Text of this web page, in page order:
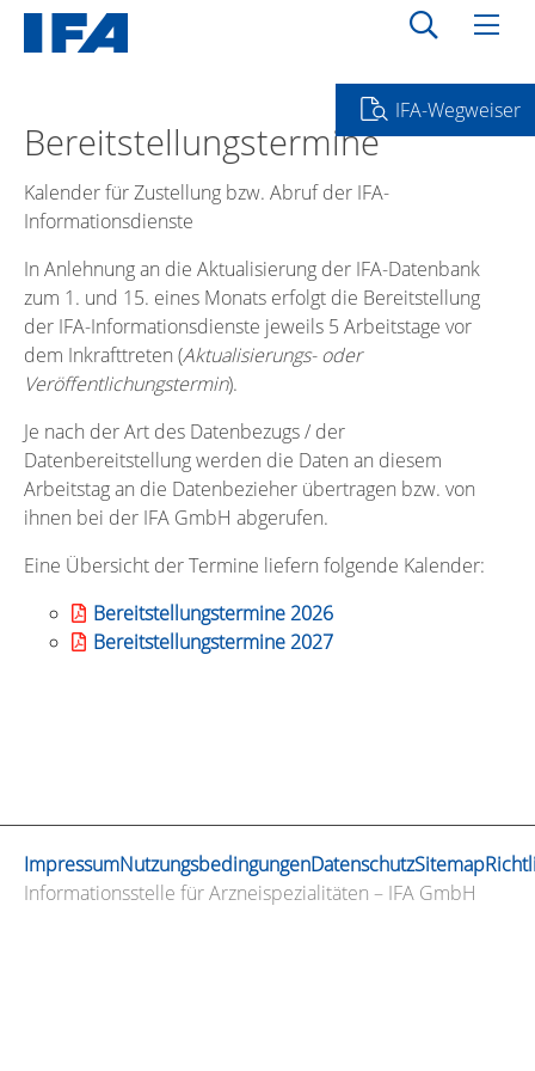
Bereitstellungstermine
Kalender für Zustellung bzw. Abruf der IFA-
Informationsdienste
In Anlehnung an die Aktualisierung der IFA-Datenbank
zum 1. und 15. eines Monats erfolgt die Bereitstellung
der IFA-Informationsdienste jeweils 5 Arbeitstage vor
dem Inkrafttreten (Aktualisierungs- oder
Veröffentlichungstermin).
Je nach der Art des Datenbezugs / der
Datenbereitstellung werden die Daten an diesem
Arbeitstag an die Datenbezieher übertragen bzw. von
ihnen bei der IFA GmbH abgerufen.
Eine Übersicht der Termine liefern folgende Kalender:
Bereitstellungstermine 2026
Bereitstellungstermine 2027
IFA-Wegweiser
Informationsstelle für Arzneispezialitäten – IFA GmbH
ImpressumNutzungsbedingungenDatenschutzSitemap